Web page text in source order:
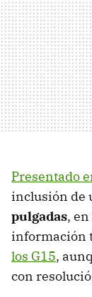
Presentado
inclusión de
pulgadas,
información
los G15,
con